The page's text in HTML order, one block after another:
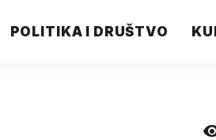
POLITIKA I DRUŠTVO